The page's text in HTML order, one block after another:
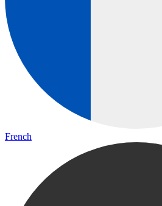
French